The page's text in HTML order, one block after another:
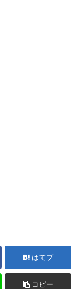
はてブ
コピー